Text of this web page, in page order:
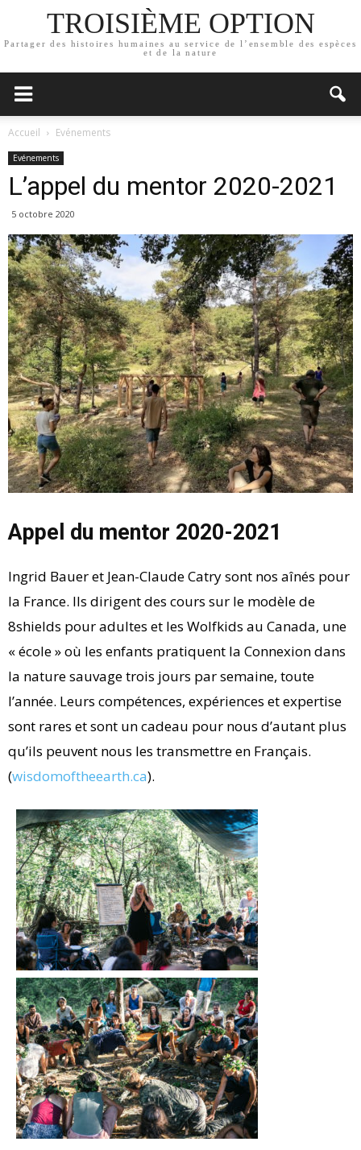
TROISIÈME OPTION
Partager des histoires humaines au service de l’ensemble des espèces
et de la nature
Accueil Evénements
Evénements
L’appel du mentor 2020-2021
5 octobre 2020
Appel du mentor 2020-2021
Ingrid Bauer et Jean-Claude Catry sont nos aînés pour
la France. Ils dirigent des cours sur le modèle de
8shields pour adultes et les Wolfkids au Canada, une
« école » où les enfants pratiquent la Connexion dans
la nature sauvage trois jours par semaine, toute
l’année. Leurs compétences, expériences et expertise
sont rares et sont un cadeau pour nous d’autant plus
qu’ils peuvent nous les transmettre en Français.
(wisdomoftheearth.ca).